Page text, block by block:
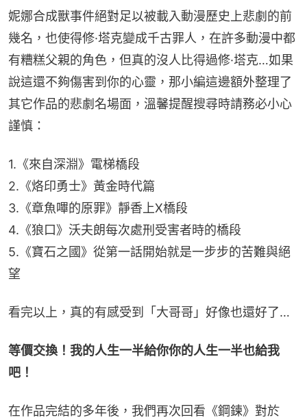
妮娜合成獸事件絕對足以被載入動漫歷史上悲劇的前
幾名，也使得修·塔克變成千古罪人，在許多動漫中都
有糟糕父親的角色，但真的沒人比得過修·塔克…如果
說這還不夠傷害到你的心靈，那小編這邊額外整理了
其它作品的悲劇名場面，溫馨提醒搜尋時請務必小心
謹慎：
1.《來自深淵》電梯橋段
2.《烙印勇士》黃金時代篇
3.《章魚嗶的原罪》靜香上X橋段
4.《狼口》沃夫朗每次處刑受害者時的橋段
5.《寶石之國》從第一話開始就是一步步的苦難與絕
望
看完以上，真的有感受到「大哥哥」好像也還好了…
等價交換！我的人生一半給你你的人生一半也給我
吧！
在作品完結的多年後，我們再次回看《鋼鍊》對於